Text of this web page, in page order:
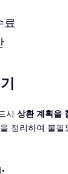
료
시 상환 계획을
정리하여 불필